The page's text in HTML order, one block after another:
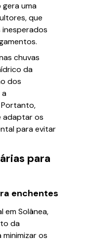
uma
que
chuvas
da
dos
a
Portanto,
adaptar os
para evitar
para
enchentes
em Solânea,
da
os